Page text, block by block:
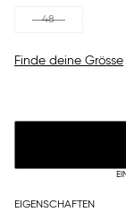
48
Finde deine Grösse
EIGENSCHAFTEN